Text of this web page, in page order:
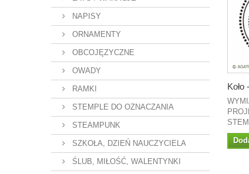
NAPISY
ORNAMENTY
OBCOJĘZYCZNE
OWADY
RAMKI
STEMPLE DO OZNACZANIA
STEAMPUNK
SZKOŁA, DZIEŃ NAUCZYCIELA
ŚLUB, MIŁOŚĆ, WALENTYNKI
Koło